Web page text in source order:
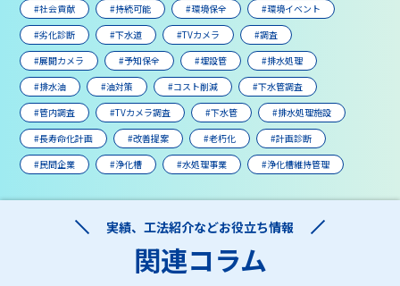
#社会貢献
#持続可能 #環境保全
#環境イベント
#劣化診断
#下水道 #TVカメラ
#調査
#展開カメラ
#予知保全 #埋設管
#排水処理
#排水油
#油対策 #コスト削減
#下水管調査
#管内調査
#TVカメラ調査 #下水管
#排水処理施設
#長寿命化計画
#改善提案 #老朽化
#計画診断
#民間企業
#浄化槽 #水処理事業 #浄化槽維持管理
実績、工法紹介などお役立ち情報
関連コラム